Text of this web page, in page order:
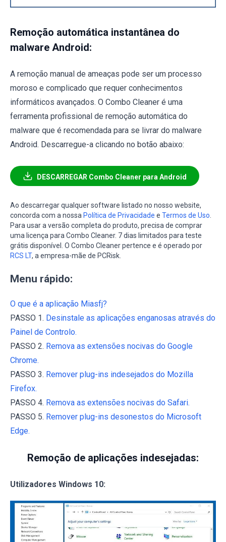
Remoção automática instantânea do
malware Android:
A remoção manual de ameaças pode ser um processo
moroso e complicado que requer conhecimentos
informáticos avançados. O Combo Cleaner é uma
ferramenta profissional de remoção automática do
malware que é recomendada para se livrar do malware
Android. Descarregue-a clicando no botão abaixo:
DESCARREGAR Combo Cleaner para Android
Ao descarregar qualquer software listado no nosso website,
concorda com a nossa Política de Privacidade e Termos de Uso.
Para usar a versão completa do produto, precisa de comprar
uma licença para Combo Cleaner. 7 dias limitados para teste
grátis disponível. O Combo Cleaner pertence e é operado por
RCS LT, a empresa-mãe de PCRisk.
Menu rápido:
O que é a aplicação Miasfj?
PASSO 1. Desinstale as aplicações enganosas através do
Painel de Controlo.
PASSO 2. Remova as extensões nocivas do Google
Chrome.
PASSO 3. Remover plug-ins indesejados do Mozilla
Firefox.
PASSO 4. Remova as extensões nocivas do Safari.
PASSO 5. Remover plug-ins desonestos do Microsoft
Edge.
Remoção de aplicações indesejadas:
Utilizadores Windows 10: